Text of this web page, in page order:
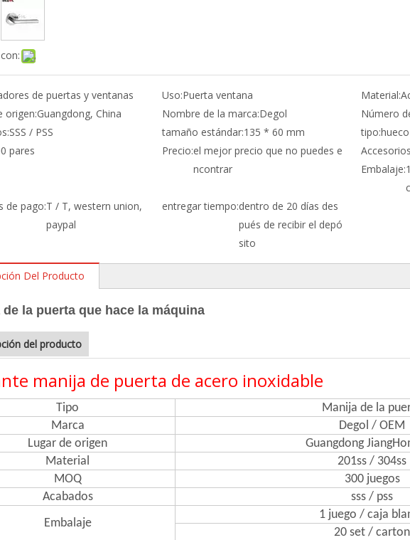
de puertas y ventanas Uso:Puerta ventana Material:
origen:Guangdong, China Nombre de la marca:Degol Número
SSS / PSS tamaño estándar:135 * 60 mm tipo:hueco
pares Precio:el mejor precio que no puedes e
ncontrar
Embalaje:
de pago:T / T, western union,
paypal
entregar tiempo:dentro de 20 días des
pués de recibir el depó
sito
Del Producto
de la puerta que hace la máquina
del producto
manija de puerta de acero inoxidable
Tipo
Manija de la
Marca
Degol / OEM
Lugar de origen
Guangdong
Material
201ss / 304ss
MOQ
300 juegos
Acabados
sss / pss
Embalaje
1 juego / caja
20 set / carton